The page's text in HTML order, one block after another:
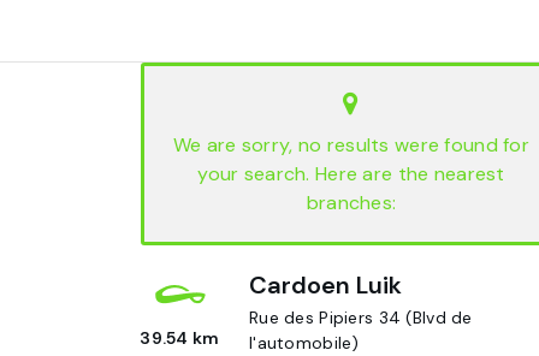
We are sorry, no results were found for
your search. Here are the nearest
branches:
39.54 km
Cardoen Luik
Rue des Pipiers 34 (Blvd de
l'automobile)